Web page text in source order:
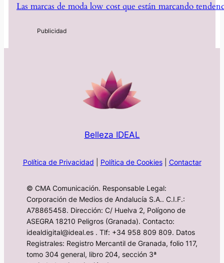
Las marcas de moda low cost que están marcando
Belleza IDEAL
Política de Privacidad Política de Cookies| Contactar
© CMA Comunicación. Responsable Legal:
Corporación de Medios de Andalucía S.A.. C.I.F.:
A78865458. Dirección: C/ Huelva 2, Polígono de
ASEGRA 18210 Peligros (Granada). Contacto:
idealdigital@ideal.es . Tlf: +34 958 809 809. Datos
Registrales: Registro Mercantil de Granada, folio 117,
tomo 304 general, libro 204, sección 3ª